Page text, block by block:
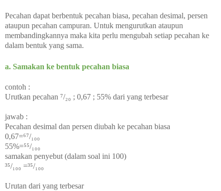
Pecahan dapat berbentuk pecahan biasa, pecahan desimal, persen
ataupun pecahan campuran. Untuk mengurutkan ataupun
membandingkannya maka kita perlu mengubah setiap pecahan ke
dalam bentuk yang sama.
a. Samakan ke bentuk pecahan biasa
contoh :
Urutkan pecahan ⁷/₂₀ ; 0,67 ; 55% dari yang terbesar
jawab :
Pecahan desimal dan persen diubah ke pecahan biasa
0,67=⁶⁷/₁₀₀
55%=⁵⁵/₁₀₀
samakan penyebut (dalam soal ini 100)
³⁵/₁₀₀ =³⁵/₁₀₀
Urutan dari yang terbesar